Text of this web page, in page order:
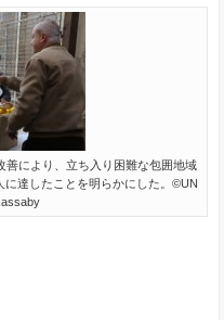
善により、立ち入り困難な包囲地域
達したことを明らかにした。©UN